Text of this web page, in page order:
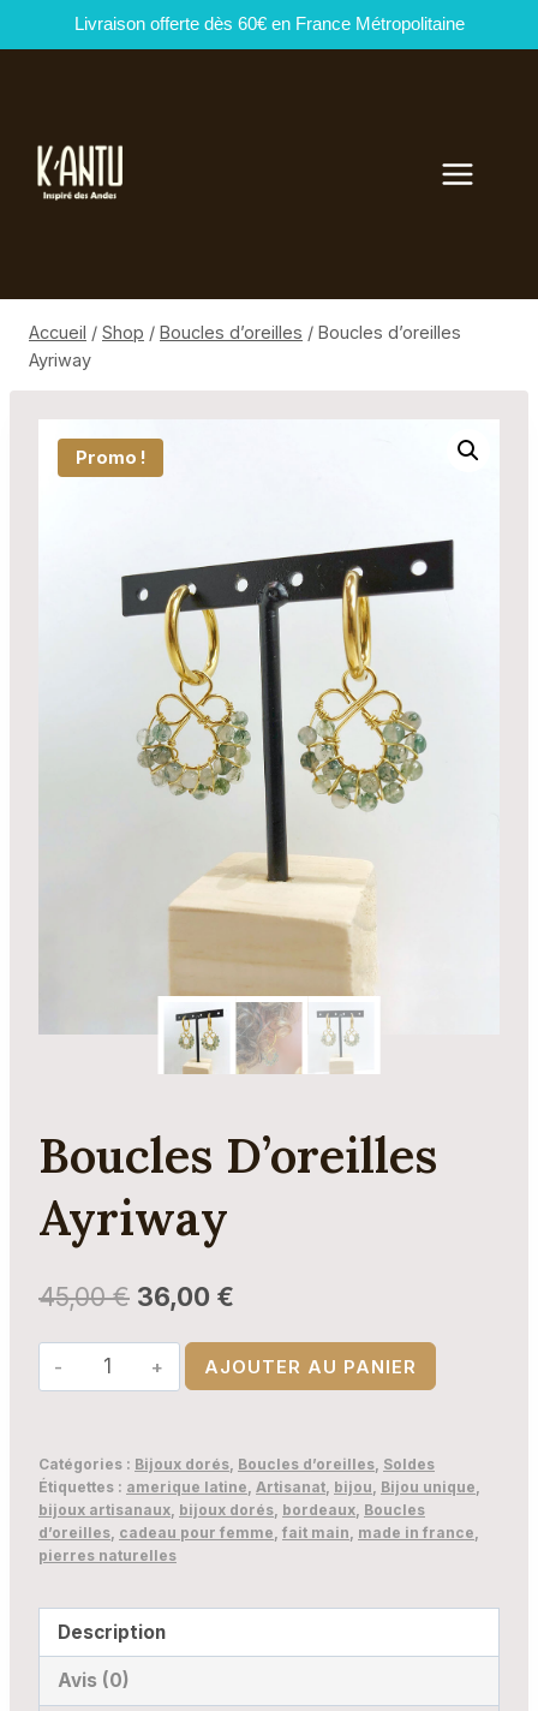
Livraison offerte dès 60€ en France Métropolitaine
Accueil / Shop / Boucles d’oreilles / Boucles d’oreilles
Ayriway
Promo !
Boucles D’oreilles
Ayriway
45,00€ 36,00 €
quantité
de
d’oreilles
Ayriway
AJOUTER AU PANIER
Catégories : Bijoux dorés Boucles d’oreilles Soldes
Étiquettes : amerique latine Artisanat bijou Bijou unique
bijoux artisanaux bijoux dorés bordeaux Boucles
d’oreilles cadeau pour femme fait main made in france
pierres naturelles
Description
Avis (0)